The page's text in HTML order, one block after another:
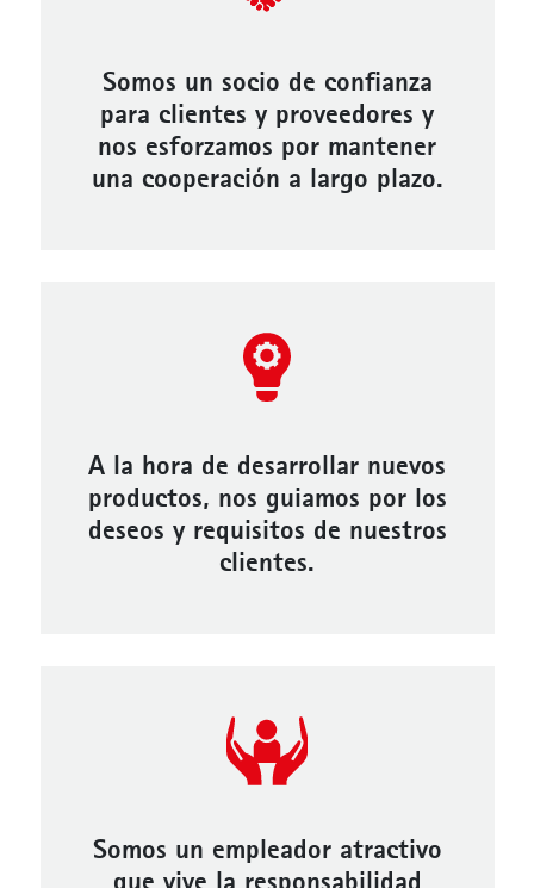
Somos un socio de confianza
para clientes y proveedores y
nos esforzamos por mantener
una cooperación a largo plazo.
A la hora de desarrollar nuevos
productos, nos guiamos por los
deseos y requisitos de nuestros
clientes.
Somos un empleador atractivo